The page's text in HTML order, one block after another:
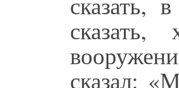
сказал: